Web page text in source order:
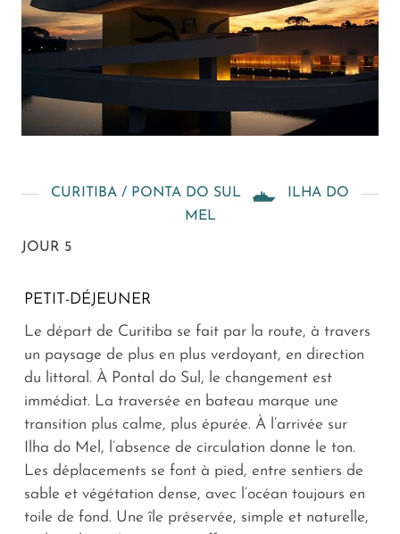
CURITIBA / PONTA DO SUL
ILHA DO
MEL
JOUR 5
PETIT-DÉJEUNER
Le départ de Curitiba se fait par la route, à travers
un paysage de plus en plus verdoyant, en direction
du littoral. À Pontal do Sul, le changement est
immédiat. La traversée en bateau marque une
transition plus calme, plus épurée. À l’arrivée sur
Ilha do Mel, l’absence de circulation donne le ton.
Les déplacements se font à pied, entre sentiers de
sable et végétation dense, avec l’océan toujours en
toile de fond. Une île préservée, simple et naturelle,